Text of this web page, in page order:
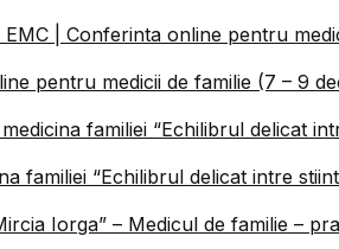
| Conferinta online pentru
pentru medicii de familie (7 – 9
familiei “Echilibrul delicat
familiei “Echilibrul delicat intre
Iorga” – Medicul de familie –